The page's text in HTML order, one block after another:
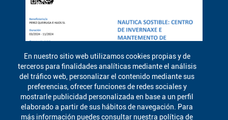
En nuestro sitio web utilizamos cookies propias y de
terceros para finalidades analíticas mediante el análisis
del tráfico web, personalizar el contenido mediante sus
preferencias, ofrecer funciones de redes sociales y
mostrarle publicidad personalizada en base a un perfil
elaborado a partir de sus hábitos de navegación. Para
más información puedes consultar nuestra política de